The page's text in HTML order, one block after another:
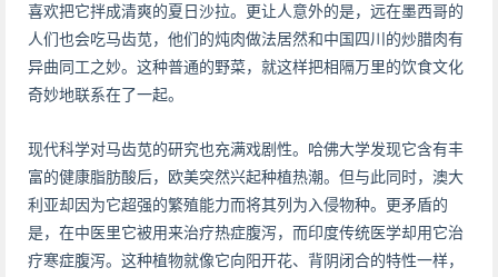
喜欢把它拌成清爽的夏日沙拉。更让人意外的是，远在墨西哥的
人们也会吃马齿苋，他们的炖肉做法居然和中国四川的炒腊肉有
异曲同工之妙。这种普通的野菜，就这样把相隔万里的饮食文化
奇妙地联系在了一起。
现代科学对马齿苋的研究也充满戏剧性。哈佛大学发现它含有丰
富的健康脂肪酸后，欧美突然兴起种植热潮。但与此同时，澳大
利亚却因为它超强的繁殖能力而将其列为入侵物种。更矛盾的
是，在中医里它被用来治疗热症腹泻，而印度传统医学却用它治
疗寒症腹泻。这种植物就像它向阳开花、背阴闭合的特性一样，